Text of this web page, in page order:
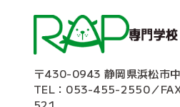
〒430-0943 静岡県浜松市
TEL：053-455-2550／